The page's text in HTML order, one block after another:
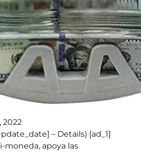
– Details) [ad_1]
moneda, apoya las